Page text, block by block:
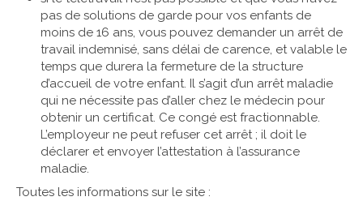
pas de solutions de garde pour vos enfants de
moins de 16 ans, vous pouvez demander un arrêt de
travail indemnisé, sans délai de carence, et valable le
temps que durera la fermeture de la structure
d’accueil de votre enfant. Il s’agit d’un arrêt maladie
qui ne nécessite pas d’aller chez le médecin pour
obtenir un certificat. Ce congé est fractionnable.
L’employeur ne peut refuser cet arrêt ; il doit le
déclarer et envoyer l’attestation à l’assurance
maladie.
Toutes les informations sur le site :